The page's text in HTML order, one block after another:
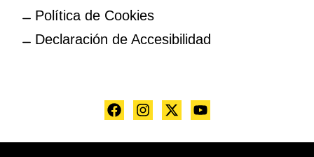
Política de Cookies
Declaración de Accesibilidad